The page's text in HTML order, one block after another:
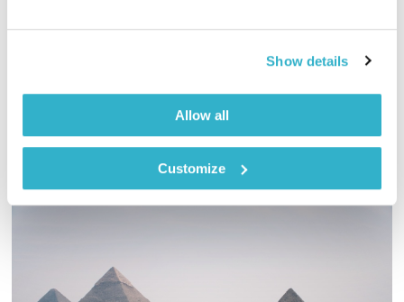
Show details
Allow all
Customize
ובהגשת אמיר פרי
אודיו